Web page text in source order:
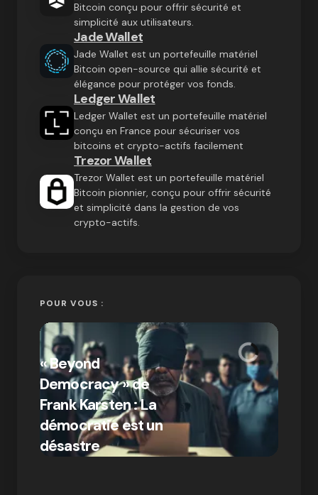
Bitcoin conçu pour offrir sécurité et
simplicité aux utilisateurs.
Jade Wallet
Jade Wallet est un portefeuille matériel
Bitcoin open-source qui allie sécurité et
élégance pour protéger vos fonds.
Ledger Wallet
Ledger Wallet est un portefeuille matériel
conçu en France pour sécuriser vos
bitcoins et crypto-actifs facilement
Trezor Wallet
Trezor Wallet est un portefeuille matériel
Bitcoin pionnier, conçu pour offrir sécurité
et simplicité dans la gestion de vos
crypto-actifs.
POUR VOUS :
« Beyond
Democracy » de
Frank Karsten : La
démocratie est un
désastre
par Ines Aissani
on 03/10/2024